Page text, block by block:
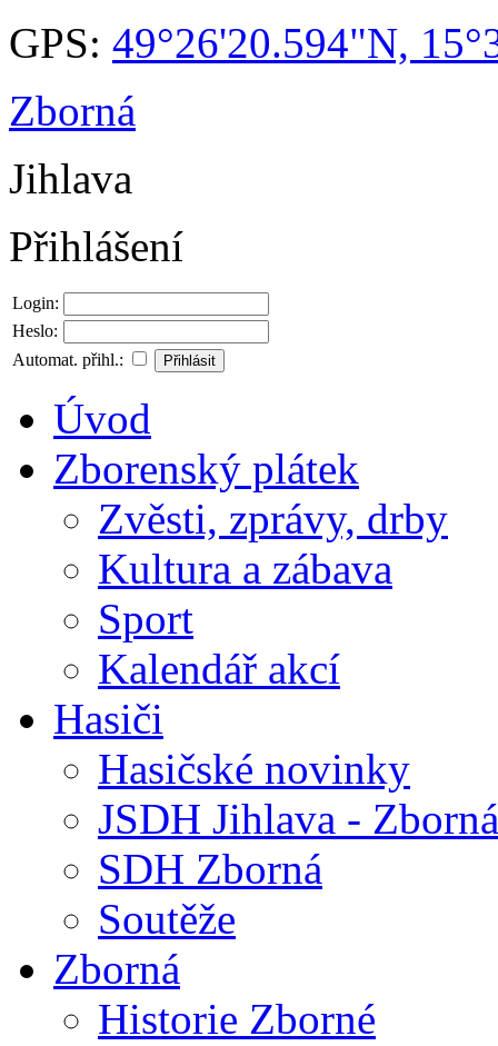
GPS: 49°26'20.594"N,
Zborná
Jihlava
Přihlášení
Login:
Heslo:
Automat. přihl.:
Úvod
Zborenský plátek
Zvěsti, zprávy, drby
Kultura a zábava
Sport
Kalendář akcí
Hasiči
Hasičské novinky
JSDH Jihlava - Zborná
SDH Zborná
Soutěže
Zborná
Historie Zborné